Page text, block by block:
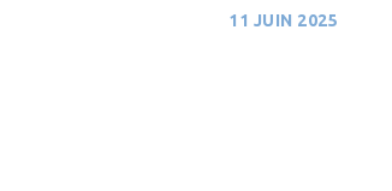
11 JUIN 2025